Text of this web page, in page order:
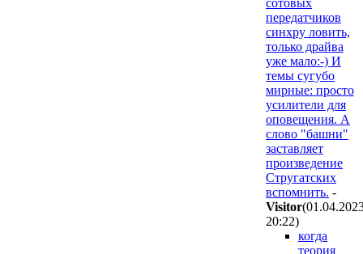
передатчиков
синхру ловить,
только драйва
уже мало:-) И
темы сугубо
мирные: просто
усилители для
оповещения. А
слово "башни"
заставляет
произведение
Стругатских
вспомнить. -
Visitor
20:22)
когда
теория